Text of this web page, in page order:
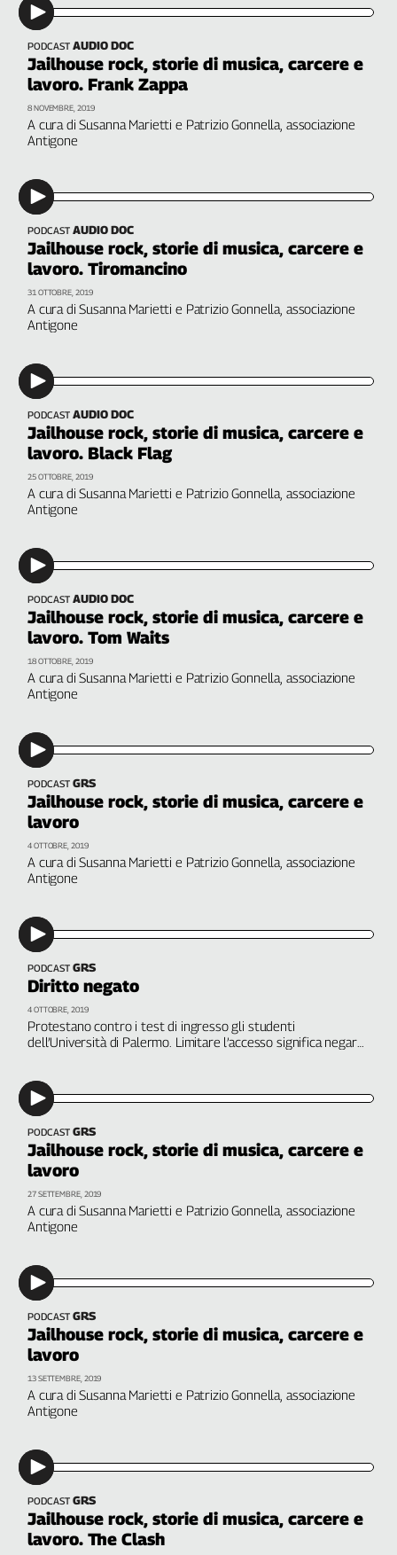
Cerca
Contatti
La
Newsletter
Social
PODCAST AUDIO DOC
Jailhouse rock, storie di musica, carcere e
lavoro. Frank Zappa
A cura di Susanna Marietti e Patrizio Gonnella, associazione
Antigone
8 NOVEMBRE, 2019
PODCAST AUDIO DOC
Jailhouse rock, storie di musica, carcere e
lavoro. Tiromancino
A cura di Susanna Marietti e Patrizio Gonnella, associazione
Antigone
31 OTTOBRE, 2019
PODCAST AUDIO DOC
Jailhouse rock, storie di musica, carcere e
lavoro. Black Flag
A cura di Susanna Marietti e Patrizio Gonnella, associazione
Antigone
25 OTTOBRE, 2019
PODCAST AUDIO DOC
Jailhouse rock, storie di musica, carcere e
lavoro. Tom Waits
A cura di Susanna Marietti e Patrizio Gonnella, associazione
Antigone
18 OTTOBRE, 2019
PODCAST GRS
Jailhouse rock, storie di musica, carcere e
lavoro
A cura di Susanna Marietti e Patrizio Gonnella, associazione
Antigone
4 OTTOBRE, 2019
PODCAST GRS
Diritto negato
Protestano contro i test di ingresso gli studenti
dell’Università di Palermo. Limitare l’accesso significa negare
4 OTTOBRE, 2019
PODCAST GRS
Jailhouse rock, storie di musica, carcere e
lavoro
A cura di Susanna Marietti e Patrizio Gonnella, associazione
Antigone
27 SETTEMBRE, 2019
PODCAST GRS
Jailhouse rock, storie di musica, carcere e
lavoro
A cura di Susanna Marietti e Patrizio Gonnella, associazione
Antigone
13 SETTEMBRE, 2019
PODCAST GRS
Jailhouse rock, storie di musica, carcere e
lavoro. The Clash